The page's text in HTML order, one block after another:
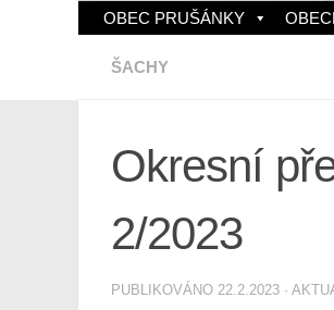
OBEC PRUŠÁNKY
ŠACHY
Okresní
2/2023
PUBLIKOVÁNO 22.2.2023 ·